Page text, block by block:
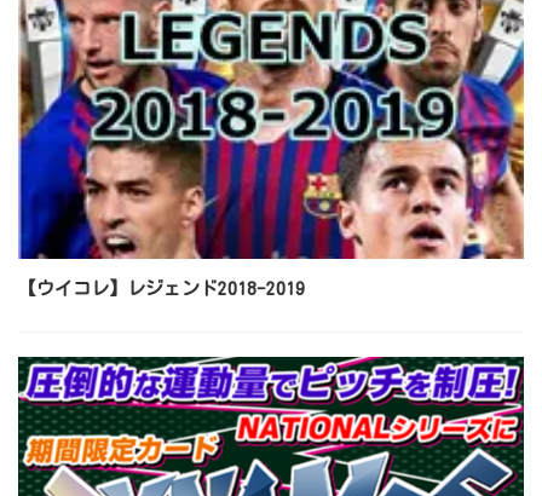
【ウイコレ】レジェンド2018-2019